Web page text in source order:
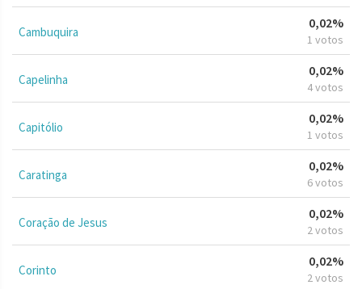
Cambuquira
0,02%
1 votos
Capelinha
0,02%
4 votos
Capitólio
0,02%
1 votos
Caratinga
0,02%
6 votos
Coração de Jesus
0,02%
2 votos
Corinto
0,02%
2 votos